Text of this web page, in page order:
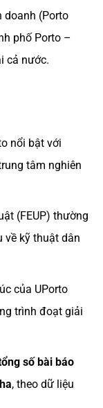
doanh (Porto
phố Porto –
cả nước.
nổi bật với
tâm nghiên
(FEUP) thường
về kỹ thuật dân
của UPorto
trình đoạt giải
số bài báo
, theo dữ liệu